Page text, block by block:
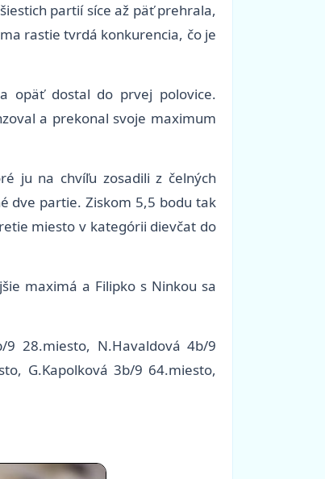
partií síce až päť prehrala,
rastie tvrdá konkurencia, čo je
opäť dostal do prvej polovice.
a prekonal svoje maximum
ju na chvíľu zosadili z čelných
dve partie. Ziskom 5,5 bodu tak
miesto v kategórii dievčat do
maximá a Filipko s Ninkou sa
9 28.miesto, N.Havaldová 4b/9
G.Kapolková 3b/9 64.miesto,